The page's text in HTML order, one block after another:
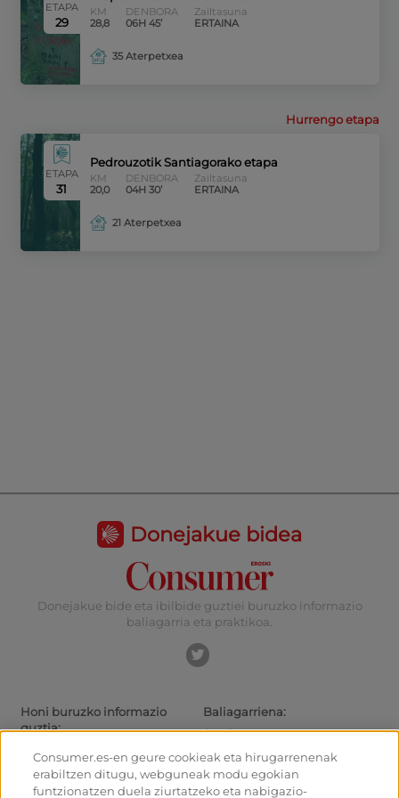
ETAPA
29
KM
28,8
DENBORA
06H 45’
Zailtasuna
ERTAINA
35 Aterpetxea
Hurrengo etapa
ETAPA
31
Pedrouzotik Santiagorako etapa
KM
20,0
DENBORA
04H 30’
Zailtasuna
ERTAINA
21 Aterpetxea
Donejakue bidea
Donejakue bide eta ibilbide guztiei buruzko informazio
baliagarria eta praktikoa.
Honi buruzko informazio
guztia:
Donejakue bidea bizikletaz
Aterpetxeak
Baliagarriena:
Gaurkotasuna
Irteeretara nola iritsi
Nola irten Santiagotik
Consumer.es-en geure cookieak eta hirugarrenenak
erabiltzen ditugu, webguneak modu egokian
funtzionatzen duela ziurtatzeko eta nabigazio-